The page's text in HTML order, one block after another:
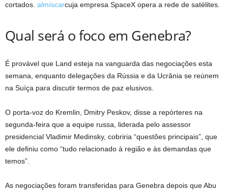
cortados. almíscarcuja empresa SpaceX opera a rede de satélites.
Qual será o foco em Genebra?
É provável que Land esteja na vanguarda das negociações esta
semana, enquanto delegações da Rússia e da Ucrânia se reúnem
na Suíça para discutir termos de paz elusivos.
O porta-voz do Kremlin, Dmitry Peskov, disse a repórteres na
segunda-feira que a equipe russa, liderada pelo assessor
presidencial Vladimir Medinsky, cobriria “questões principais”, que
ele definiu como “tudo relacionado à região e às demandas que
temos”.
As negociações foram transferidas para Genebra depois que Abu